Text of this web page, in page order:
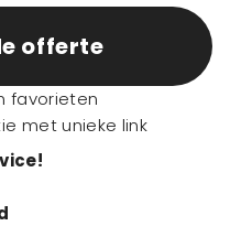
offerte
favorieten
met unieke link